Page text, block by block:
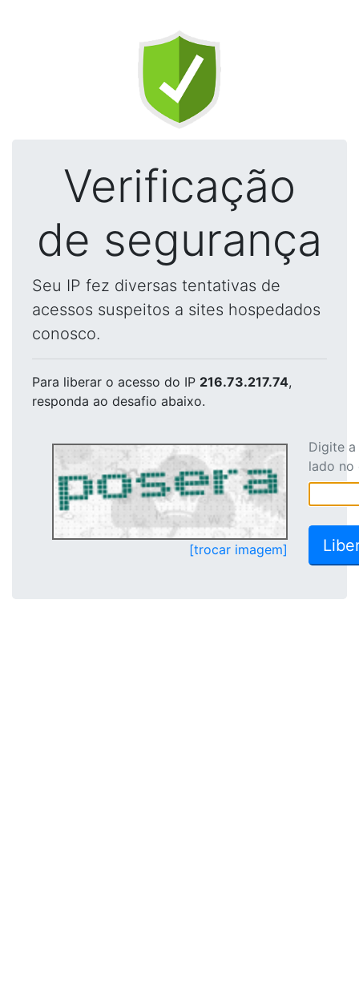
Verificação
de segurança
Seu IP fez diversas tentativas de
acessos suspeitos a sites hospedados
conosco.
Para liberar o acesso do IP 216.73.217.74,
responda ao desafio abaixo.
[trocar imagem]
Digite
lado no